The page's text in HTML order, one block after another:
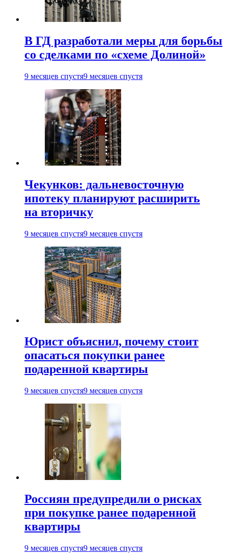
В ГД разработали меры для борьбы
со сделками по «схеме Долиной»
9 месяцев спустя9 месяцев спустя
Чекунков: дальневосточную
ипотеку планируют расширить
на вторичку
9 месяцев спустя9 месяцев спустя
Юрист объяснил, почему стоит
опасаться покупки ранее
подаренной квартиры
9 месяцев спустя9 месяцев спустя
Россиян предупредили о рисках
при покупке ранее подаренной
квартиры
9 месяцев спустя9 месяцев спустя